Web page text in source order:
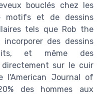
bouclés chez les
motifs et de dessins
tels que Rob the
des dessins
et même des
sur le cuir
l'American Journal of
des hommes aux